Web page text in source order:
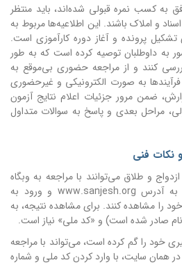
به کسب نمره قبولی شده‌اند، باید منتظر
و املاک باشند. این اطلاعیه‌ها مربوط به
تشکیل پرونده و آغاز دوره کارآموزی است.
به داوطلبان توصیه کرده است که به طور
کنند و از مراجعه حضوری بی‌موقع به
فرآیندها به صورت الکترونیکی و غیرحضوری
ضمن مرور جزئیات اعلام نتایج آزمون
مراحل بعدی و پاسخ به سوالات متداول
نکات فنی
و طلاق می‌توانند با مراجعه به وبگاه
سازمان سنجش آموزش کشور به آدرس www.sanjesh.org و ورود به
را مشاهده کنند. برای مشاهده نتیجه، به
صادر شده است) و «کد ملی» نیاز است.
خود را گم کرده است، می‌تواند با مراجعه
همان سایت، با وارد کردن کد ملی و شماره